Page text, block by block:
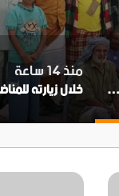
والتجار في إنجاح العصيان المدني بالمديرية
منذ 14 ساعة
المجلس